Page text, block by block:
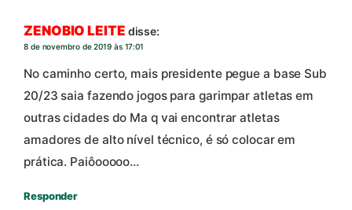
ZENOBIO LEITE disse:
8 de novembro de 2019 às 17:01
No caminho certo, mais presidente pegue a base Sub
20/23 saia fazendo jogos para garimpar atletas em
outras cidades do Ma q vai encontrar atletas
amadores de alto nível técnico, é só colocar em
prática. Paiôooooo…
Responder